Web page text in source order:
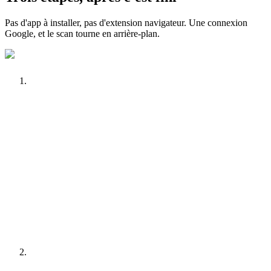
Pas d'app à installer, pas d'extension navigateur. Une connexion
Google, et le scan tourne en arrière-plan.